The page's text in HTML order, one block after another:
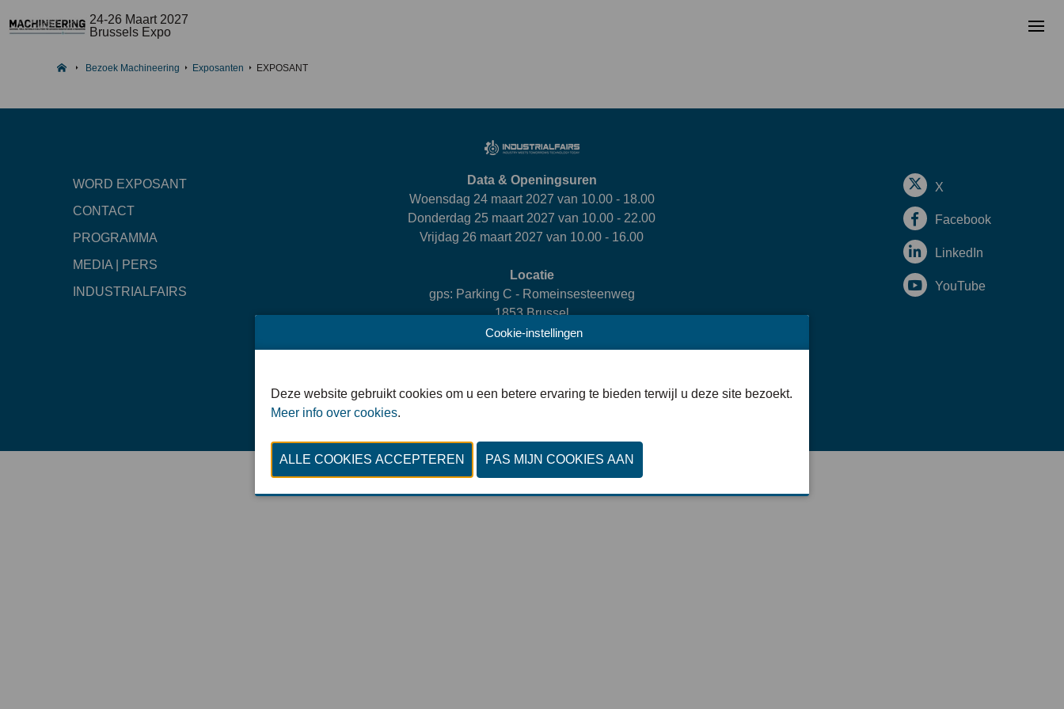
24-26 Maart 2027
Brussels Expo
Bezoek Machineering Exposanten EXPOSANT
WORD EXPOSANT
CONTACT
PROGRAMMA
MEDIA | PERS
INDUSTRIALFAIRS
Data & Openingsuren
Woensdag 24 maart 2027 van 10.00 - 18.00
Donderdag 25 maart 2027 van 10.00 - 22.00
Vrijdag 26 maart 2027 van 10.00 - 16.00
Locatie
gps: Parking C - Romeinsesteenweg
1853 Brussel
X
Facebook
LinkedIn
YouTube
Privacy Policy
Cookie-instellingen
Deze website gebruikt cookies om u een betere ervaring te bieden terwijl u deze site bezoekt.
Meer info over cookies.